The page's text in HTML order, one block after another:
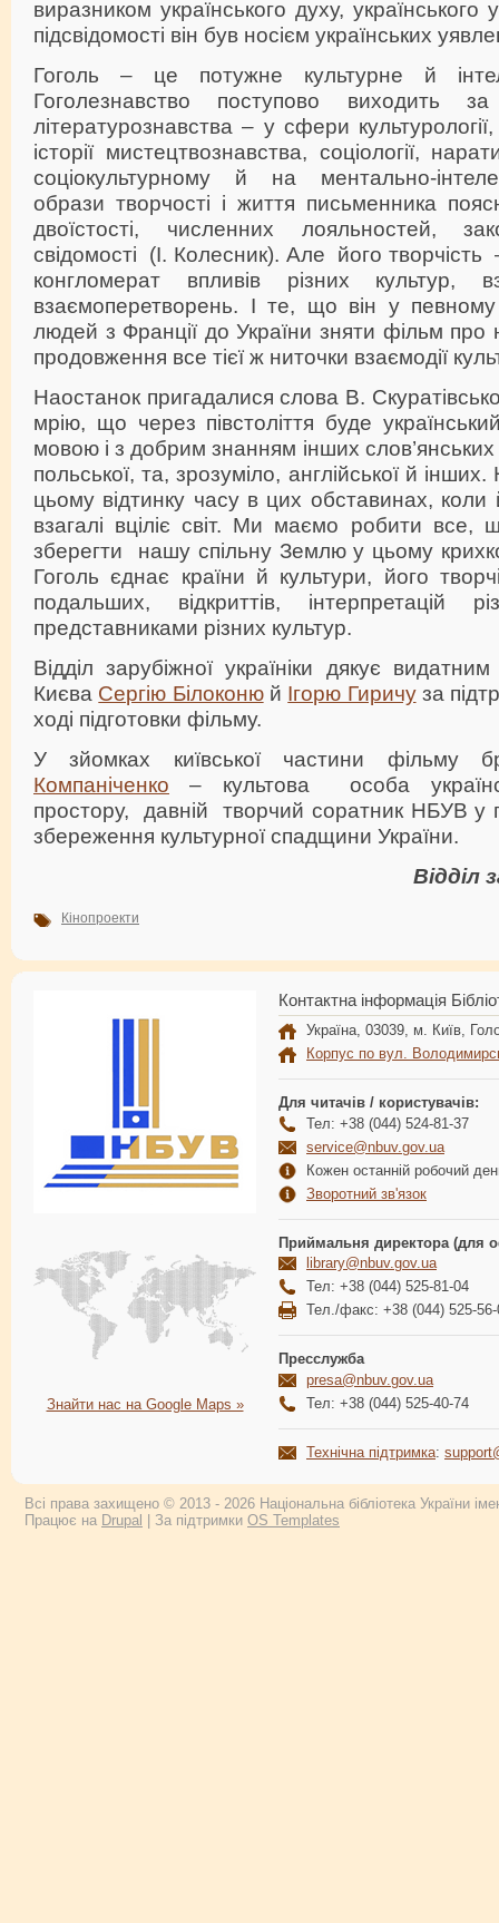
виразником українського духу, українського
підсвідомості він був носієм українських
Гоголь – це потужне культурне й
Гоголезнавство поступово виходить
літературознавства – у сфери
історії мистецтвознавства, соціології,
соціокультурному й на ментально-
образи творчості і життя письменника
двоїстості, численних лояльностей,
свідомості (І. Колесник). Але його
конгломерат впливів різних культур,
взаємоперетворень. І те, що він у певному
людей з Франції до України зняти фільм про
продовження все тієї ж ниточки взаємодії
Наостанок пригадалися слова В.
мрію, що через півстоліття буде
мовою і з добрим знанням інших слов’янських
польської, та, зрозуміло, англійської й
цьому відтинку часу в цих обставинах,
взагалі вціліє світ. Ми маємо робити все,
зберегти нашу спільну Землю у цьому
Гоголь єднає країни й культури, його
подальших, відкриттів, інтерпретацій
представниками різних культур.
Відділ зарубіжної україніки дякує
Києва Сергію Білоконюй Ігорю Гиричуза
ході підготовки фільму.
У зйомках київської частини фільму
Компаніченко – культова особа
простору, давній творчий соратник НБУВ у
збереження культурної спадщини України.
Відділ
Кінопроекти
Знайти нас на Google Maps »
Контактна інформація
Україна, 03039, м. Київ,
Корпус по вул.
Для читачів / користувачів:
Тел: +38 (044) 524-81-37
service@nbuv.gov.ua
Кожен останній робочий
Зворотний зв'язок
Приймальня директора (для
library@nbuv.gov.ua
Тел: +38 (044) 525-81-04
Тел./факс: +38 (044) 525-56-
Пресслужба
presa@nbuv.gov.ua
Тел: +38 (044) 525-40-74
Технічна підтримка:
Всі права захищено © 2013 - 2026 Національна бібліотека України
Працює на Drupal | За підтримки OS Templates